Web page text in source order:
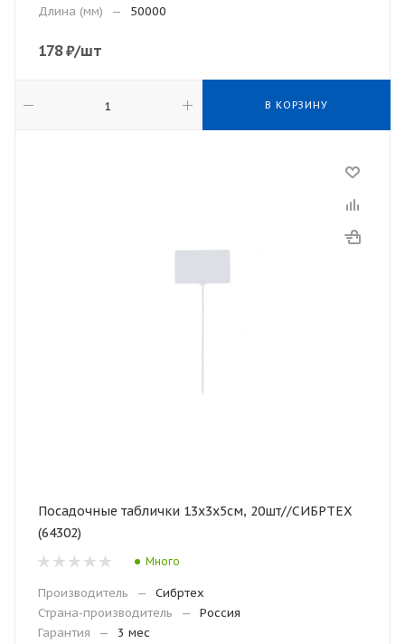
Длина (мм)
— 50000
178₽/шт
В КОРЗИНУ
Посадочные таблички 13х3х5см, 20шт//СИБРТЕХ
(64302)
Много
Производитель —
Сибртех
Страна-производитель
—
Россия
Гарантия
—
3 мес